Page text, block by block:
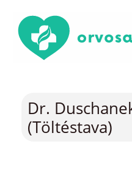
Dr.
(Töltéstava)